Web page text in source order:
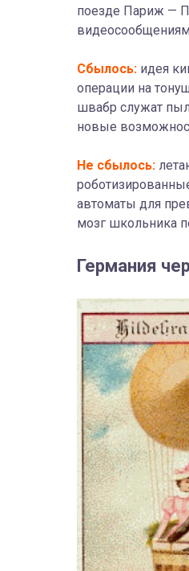
поезде Париж —
Сбылось: идея
операции на
швабр служат
новые
Не сбылось:
автоматы для
мозг школьника
Германия